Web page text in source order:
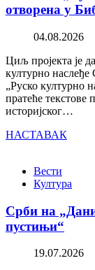
отворена у
04.08.2026
Циљ пројекта је
културно наслеђе
„Руско културно
пратеће текстове
историјског…
НАСТАВАК
Вести
Култура
Срби на
пустињи“
19.07.2026